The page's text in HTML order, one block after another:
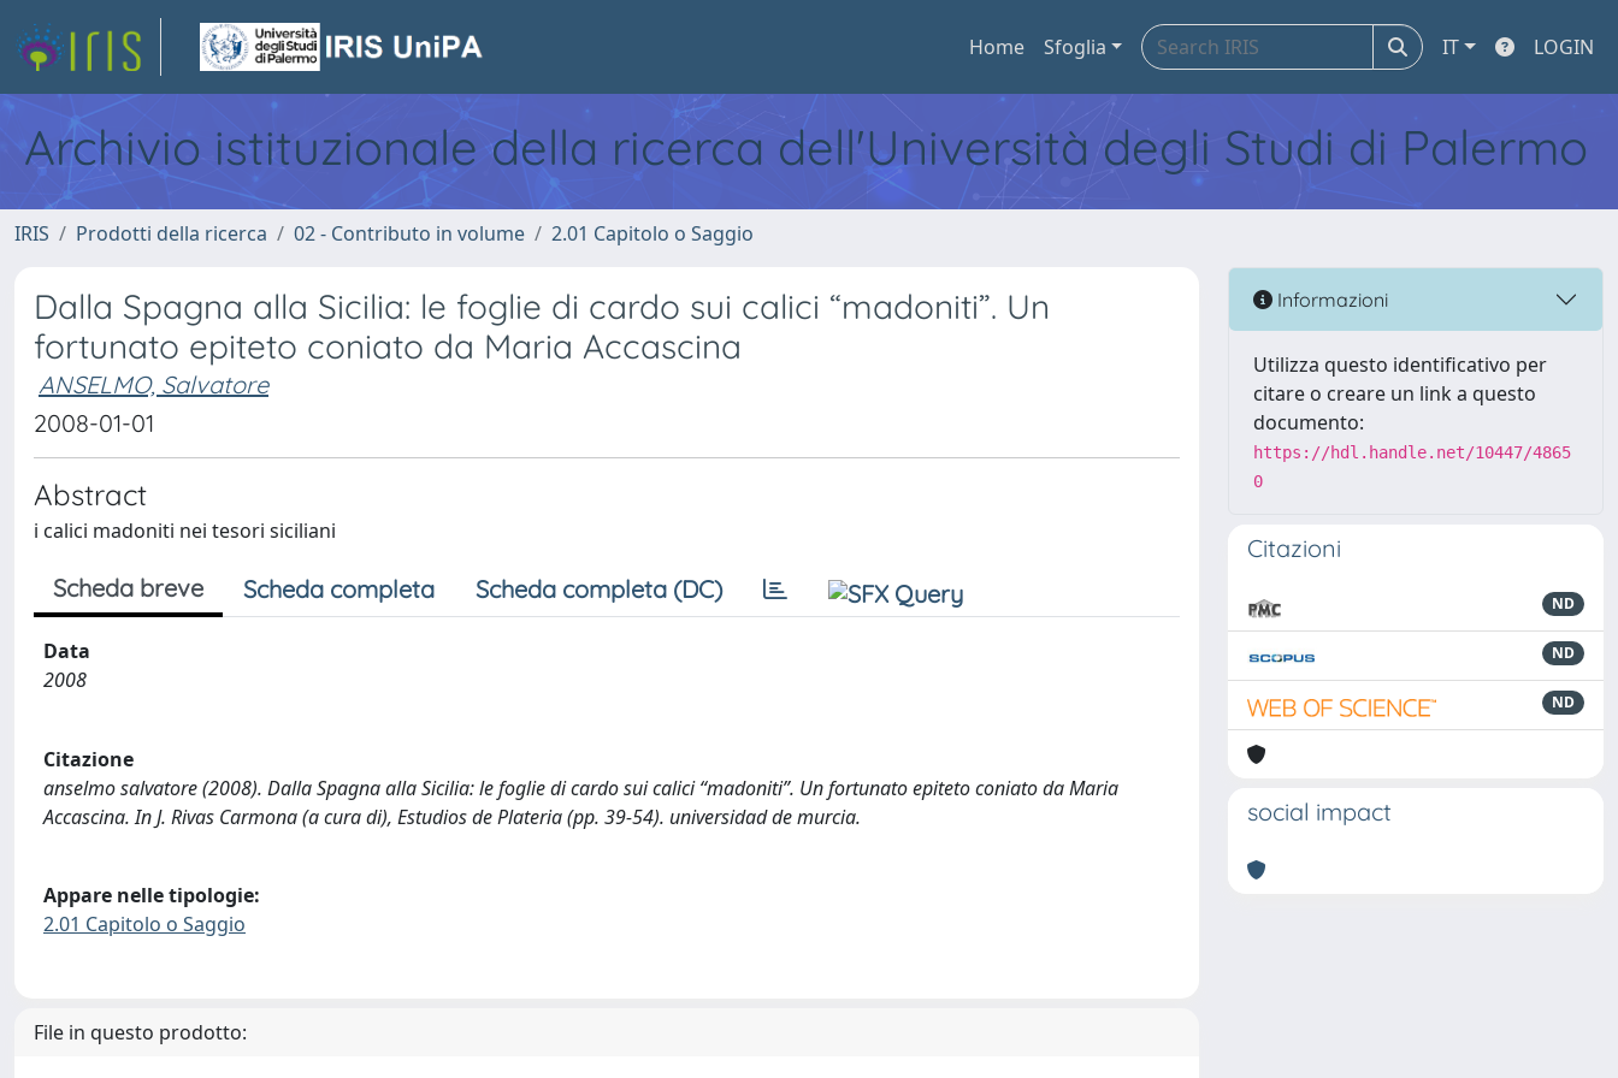
Home Sfoglia IT LOGIN
Archivio istituzionale della ricerca dell'Università degli Studi di Palermo
IRIS Prodotti della ricerca 02 - Contributo in volume 2.01 Capitolo o Saggio
Dalla Spagna alla Sicilia: le foglie di cardo sui calici “madoniti”. Un
fortunato epiteto coniato da Maria Accascina
ANSELMO, Salvatore
2008-01-01
Abstract
i calici madoniti nei tesori siciliani
Scheda breve Scheda completa Scheda completa (DC)
Data
2008
Citazione
anselmo salvatore (2008). Dalla Spagna alla Sicilia: le foglie di cardo sui calici “madoniti”. Un fortunato epiteto coniato da Maria
Accascina. In J. Rivas Carmona (a cura di), Estudios de Plateria (pp. 39-54). universidad de murcia.
Appare nelle tipologie:
2.01 Capitolo o Saggio
File in questo prodotto:
Informazioni
Utilizza questo identificativo per
citare o creare un link a questo
documento:
https://hdl.handle.net/10447/4865
0
Citazioni
ND
ND
ND
social impact